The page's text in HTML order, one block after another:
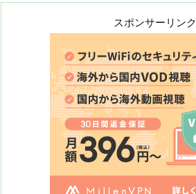
スポンサーリンク